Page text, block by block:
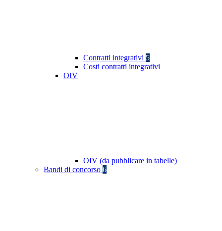
Contratti integrativi 5
Costi contratti integrativi
OIV
OIV (da pubblicare in tabelle)
Bandi di concorso 6